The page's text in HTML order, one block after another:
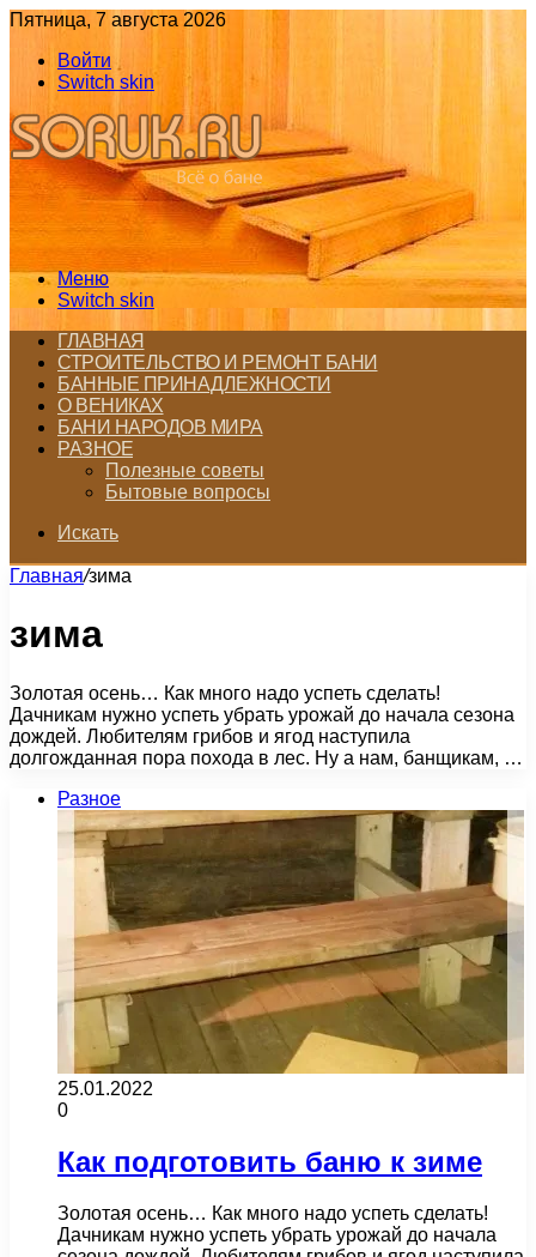
Пятница, 7 августа 2026
Войти
Switch skin
Меню
Switch skin
ГЛАВНАЯ
СТРОИТЕЛЬСТВО И РЕМОНТ БАНИ
БАННЫЕ ПРИНАДЛЕЖНОСТИ
О ВЕНИКАХ
БАНИ НАРОДОВ МИРА
РАЗНОЕ
Полезные советы
Бытовые вопросы
Искать
Главная/зима
зима
Золотая осень… Как много надо успеть сделать!
Дачникам нужно успеть убрать урожай до начала сезона
дождей. Любителям грибов и ягод наступила
долгожданная пора похода в лес. Ну а нам, банщикам, …
Разное
25.01.2022
0
Как подготовить баню к зиме
Золотая осень… Как много надо успеть сделать!
Дачникам нужно успеть убрать урожай до начала